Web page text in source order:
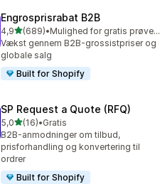
Engrosprisrabat B2B
4,9ud af 5 stjerner
(689)
689 anmeldelser i alt
•
Mulighed for gratis prøveperiode
Vækst gennem B2B-grossistpriser og
globale salg
Built for Shopify
SP Request a Quote (RFQ)
5,0ud af 5 stjerner
(16)
16 anmeldelser i alt
•Gratis
B2B-anmodninger om tilbud,
prisforhandling og konvertering til
ordrer
Built for Shopify